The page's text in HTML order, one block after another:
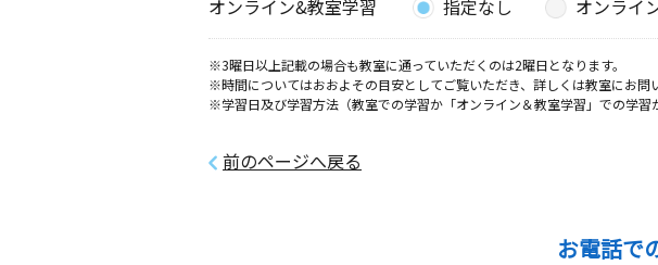
オンライン&教室学習
指定なし オンライ
※3曜日以上記載の場合も教室に通っていただくのは2曜日となります。
※時間についてはおおよその目安としてご覧いただき、詳しくは教室にお問
※学習日及び学習方法（教室での学習か「オンライン＆教室学習」での学習
前のページへ戻る
お電話で